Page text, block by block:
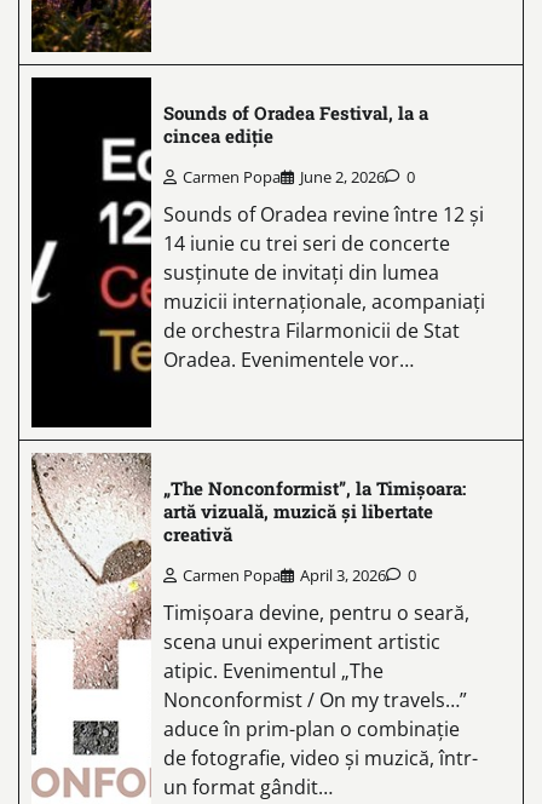
Sounds of Oradea Festival, la a
cincea ediție
Carmen Popa June 2, 2026 0
Sounds of Oradea revine între 12 și
14 iunie cu trei seri de concerte
susținute de invitați din lumea
muzicii internaționale, acompaniați
de orchestra Filarmonicii de Stat
Oradea. Evenimentele vor…
„The Nonconformist”, la Timișoara:
artă vizuală, muzică și libertate
creativă
Carmen Popa April 3, 2026 0
Timișoara devine, pentru o seară,
scena unui experiment artistic
atipic. Evenimentul „The
Nonconformist / On my travels…”
aduce în prim-plan o combinație
de fotografie, video și muzică, într-
un format gândit…